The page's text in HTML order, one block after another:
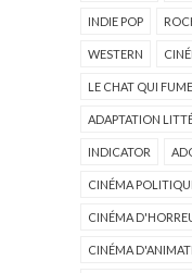
INDIE POP
WESTERN
LE CHAT QUI FUME
ADAPTATION
INDICATOR
CINÉMA
CINÉMA
CINÉMA